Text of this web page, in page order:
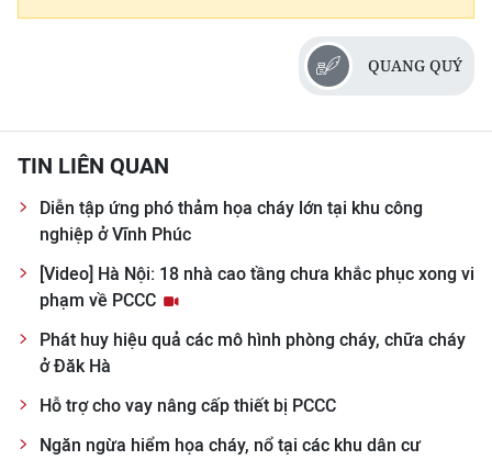
QUANG QUÝ
TIN LIÊN QUAN
Diễn tập ứng phó thảm họa cháy lớn tại khu công
nghiệp ở Vĩnh Phúc
[Video] Hà Nội: 18 nhà cao tầng chưa khắc phục xong vi
phạm về PCCC
Phát huy hiệu quả các mô hình phòng cháy, chữa cháy
ở Đăk Hà
Hỗ trợ cho vay nâng cấp thiết bị PCCC
Ngăn ngừa hiểm họa cháy, nổ tại các khu dân cư